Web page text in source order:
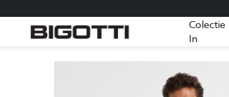
Colectie
In